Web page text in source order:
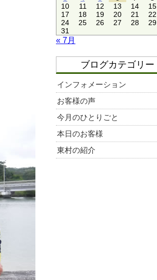
10
11 12 13 14 15
17
18 19 20 21 22
24
25 26 27 28 29
31
« 7月
ブログカテゴリー
インフォメーション
お客様の声
今月のひとりごと
本日のお客様
東村の紹介